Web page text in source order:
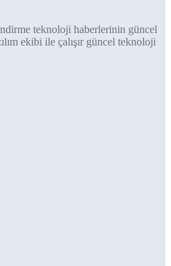
teknoloji haberlerinin güncel
ekibi ile çalışır güncel teknoloji